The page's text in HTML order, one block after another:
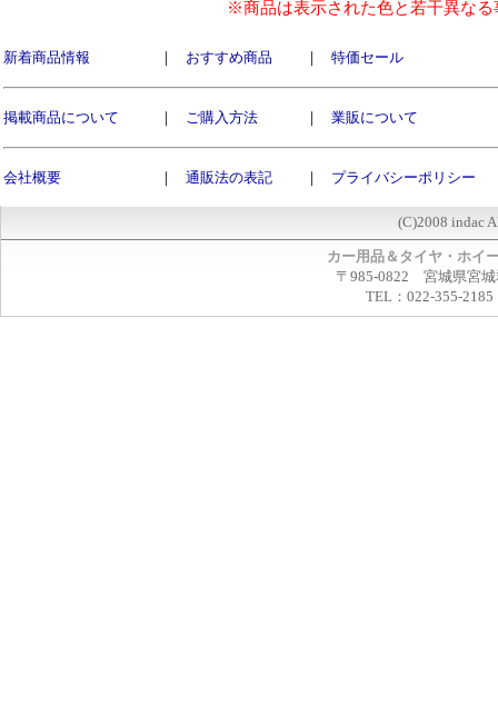
※商品は表示された色と若干異な
新着商品情報 ｜ おすすめ商品 ｜ 特価セール
掲載商品について ｜ ご購入方法 ｜ 業販について
会社概要 ｜ 通販法の表記 ｜ プライバシーポリシー
(C)2008 indac
カー用品＆タイヤ・ホイ
〒985-0822 宮城県宮城
TEL：022-355-